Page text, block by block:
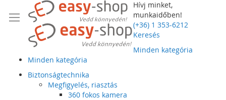
Hívj minket,
munkaidőben!
(+36) 1 353-6212
Keresés
Minden kategória
Minden kategória
Biztonságtechnika
Megfigyelés, riasztás
360 fokos kamera